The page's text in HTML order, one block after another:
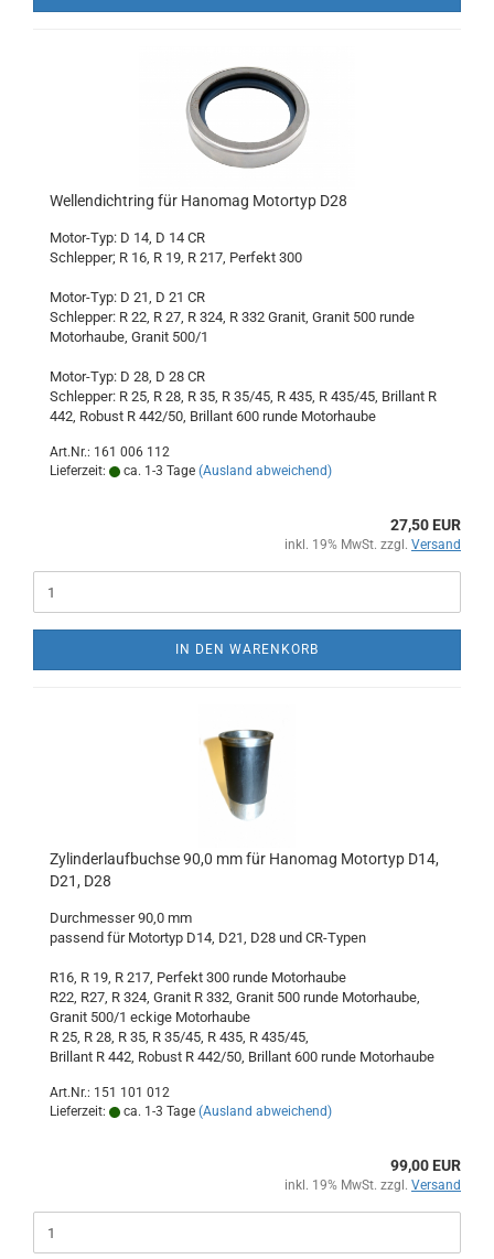
Wellendichtring für Hanomag Motortyp D28
Motor-Typ: D 14, D 14 CR
Schlepper; R 16, R 19, R 217, Perfekt 300
Motor-Typ: D 21, D 21 CR
Schlepper: R 22, R 27, R 324, R 332 Granit, Granit 500 runde
Motorhaube, Granit 500/1
Motor-Typ: D 28, D 28 CR
Schlepper: R 25, R 28, R 35, R 35/45, R 435, R 435/45, Brillant R
442, Robust R 442/50, Brillant 600 runde Motorhaube
Art.Nr.: 161 006 112
Lieferzeit:
ca. 1-3 Tage (Ausland abweichend)
27,50 EUR
inkl. 19% MwSt. zzgl. Versand
IN DEN WARENKORB
Zylinderlaufbuchse 90,0 mm für Hanomag Motortyp D14,
D21, D28
Durchmesser 90,0 mm
passend für Motortyp D14, D21, D28 und CR-Typen
R16, R 19, R 217, Perfekt 300 runde Motorhaube
R22, R27, R 324, Granit R 332, Granit 500 runde Motorhaube,
Granit 500/1 eckige Motorhaube
R 25, R 28, R 35, R 35/45, R 435, R 435/45,
Brillant R 442, Robust R 442/50, Brillant 600 runde Motorhaube
Art.Nr.: 151 101 012
Lieferzeit:
ca. 1-3 Tage (Ausland abweichend)
99,00 EUR
inkl. 19% MwSt. zzgl. Versand